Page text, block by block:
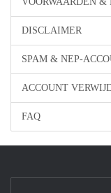
DISCLAIMER
SPAM & NEP-
ACCOUNT
FAQ